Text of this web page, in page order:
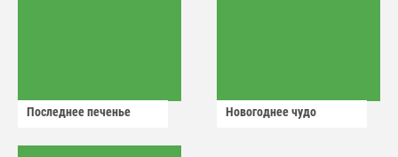
Последнее печенье Новогоднее чудо